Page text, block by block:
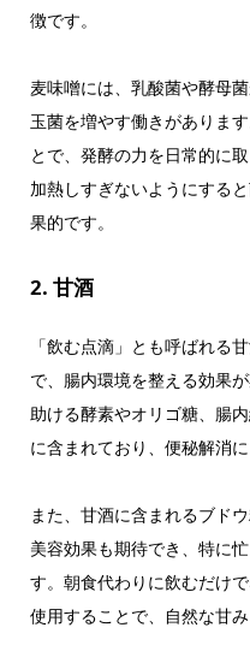
徴です。
麦味噌には、乳酸菌や酵母
玉菌を増やす働きがありま
とで、発酵の力を日常的に
加熱しすぎないようにする
果的です。
2. 甘酒
「飲む点滴」とも呼ばれる
で、腸内環境を整える効果
助ける酵素やオリゴ糖、腸
に含まれており、便秘解消に
また、甘酒に含まれるブド
美容効果も期待でき、特に
す。朝食代わりに飲むだけ
使用することで、自然な甘